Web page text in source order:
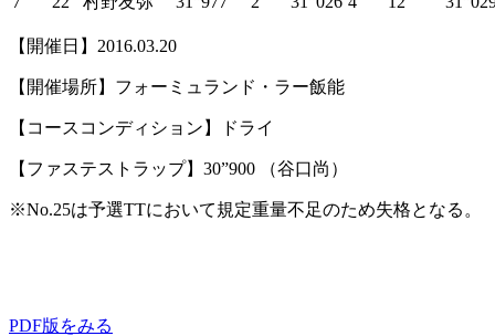
【開催日】2016.03.20
【開催場所】フォーミュランド・ラー飯能
【コースコンディション】ドライ
【ファステストラップ】30”900 （谷口尚）
※No.25は予選TTにおいて規定重量不足のため失格となる。
PDF版をみる